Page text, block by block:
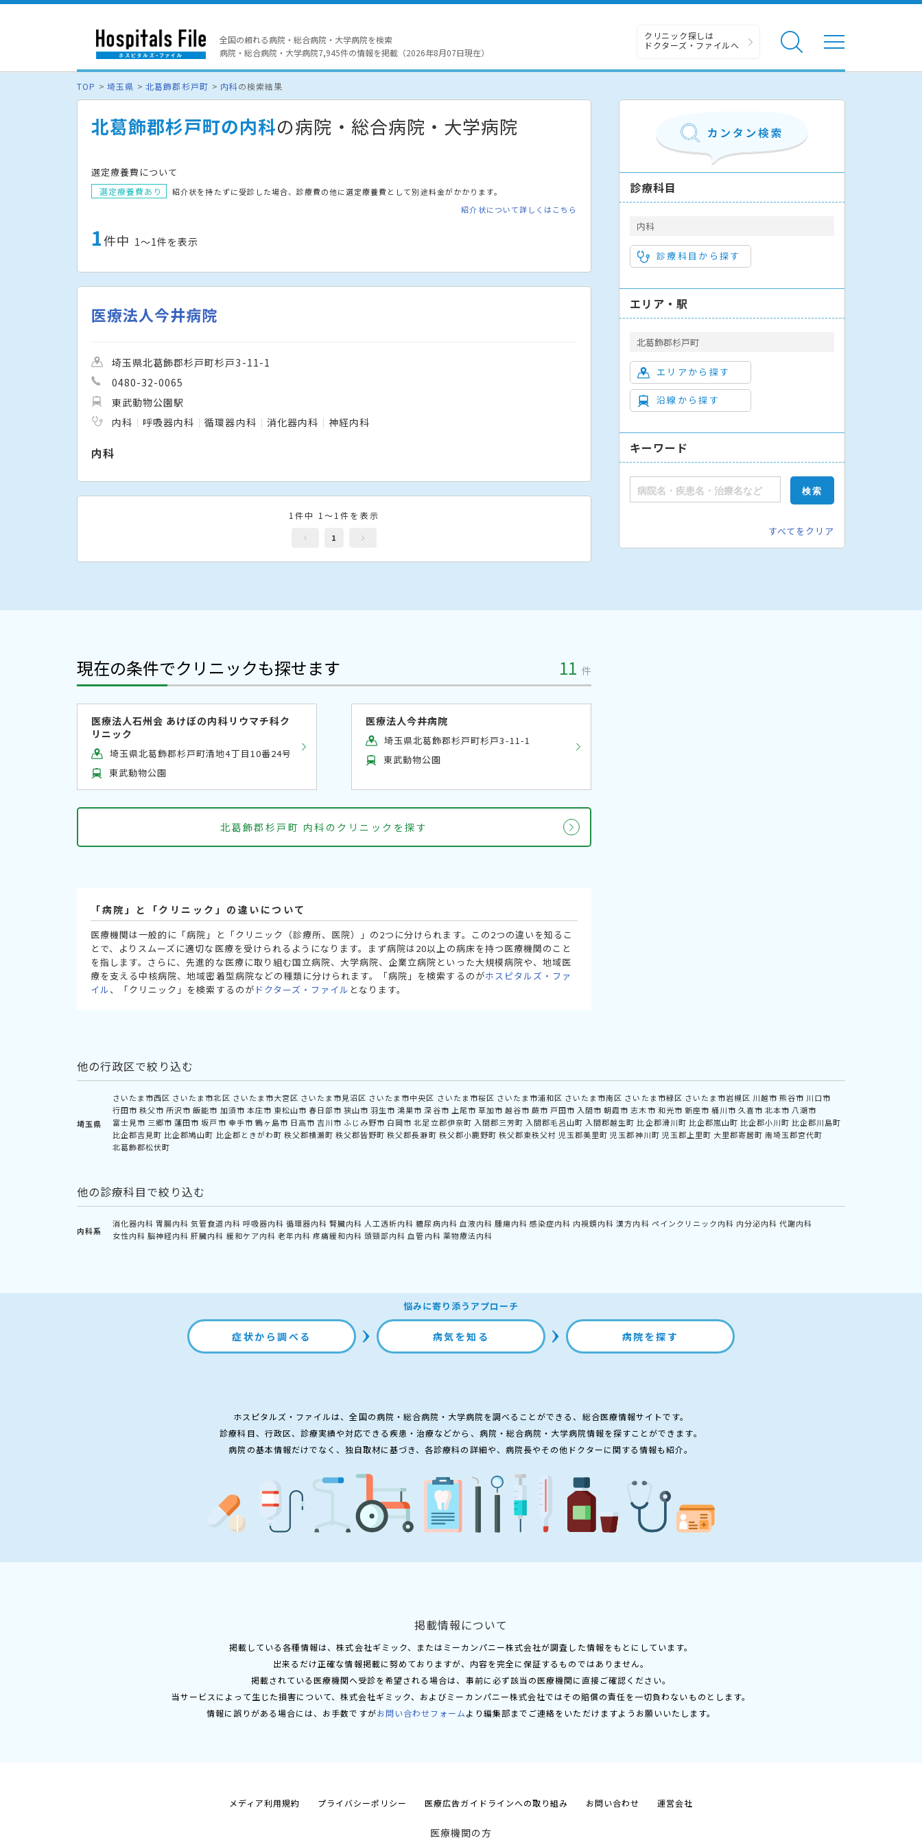
全国の頼れる病院・総合病院・大学病院を検索
病院・総合病院・大学病院7,945件の情報を掲載（2026年8月07日現在）
クリニック探しは
ドクターズ・ファイルへ
TOP 埼玉県 北葛飾郡杉戸町 内科の検索結果
北葛飾郡杉戸町の内科の病院・総合病院・大学病院
選定療養費について
選定療養費あり
紹介状を持たずに受診した場合、診療費の他に選定療養費として別途料金がかかります。
紹介状について詳しくはこちら
1件中 1〜1件を表示
医療法人今井病院
埼玉県北葛飾郡杉戸町杉戸3-11-1
0480-32-0065
東武動物公園駅
内科
呼吸器内科 循環器内科 消化器内科 神経内科
内科
1件中 1～1件を表示
1
診療科目
内科
診療科目から探す
エリア・駅
北葛飾郡杉戸町
エリアから探す
沿線から探す
キーワード
すべてをクリア
現在の条件でクリニックも探せます 11 件
医療法人石州会 あけぼの内科リウマチ科ク
リニック
埼玉県北葛飾郡杉戸町清地4丁目10番24号
東武動物公園
医療法人今井病院
埼玉県北葛飾郡杉戸町杉戸3-11-1
東武動物公園
北葛飾郡杉戸町 内科のクリニックを探す
「病院」と「クリニック」の違いについて
医療機関は一般的に「病院」と「クリニック（診療所、医院）」の2つに分けられます。この2つの違いを知るこ
とで、よりスムーズに適切な医療を受けられるようになります。まず病院は20以上の病床を持つ医療機関のこと
を指します。さらに、先進的な医療に取り組む国立病院、大学病院、企業立病院といった大規模病院や、地域医
療を支える中核病院、地域密着型病院などの種類に分けられます。「病院」を検索するのがホスピタルズ・ファ
イル、「クリニック」を検索するのが ドクターズ・ファイル となります。
他の行政区で絞り込む
埼玉県
さいたま市西区 さいたま市北区 さいたま市大宮区 さいたま市見沼区 さいたま市中央区 さいたま市桜区 さいたま市浦和区 さいたま市南区 さいたま市緑区 さいたま市岩槻区 川越市 熊谷市 川口市
行田市 秩父市 所沢市 飯能市 加須市 本庄市 東松山市 春日部市 狭山市 羽生市 鴻巣市 深谷市 上尾市 草加市 越谷市 蕨市 戸田市 入間市 朝霞市 志木市 和光市 新座市 桶川市 久喜市 北本市 八潮市
富士見市 三郷市 蓮田市 坂戸市 幸手市 鶴ヶ島市 日高市 吉川市 ふじみ野市 白岡市 北足立郡伊奈町 入間郡三芳町 入間郡毛呂山町 入間郡越生町 比企郡滑川町 比企郡嵐山町 比企郡小川町 比企郡川島町
比企郡吉見町 比企郡鳩山町 比企郡ときがわ町 秩父郡横瀬町 秩父郡皆野町 秩父郡長瀞町 秩父郡小鹿野町 秩父郡東秩父村 児玉郡美里町 児玉郡神川町 児玉郡上里町 大里郡寄居町 南埼玉郡宮代町
北葛飾郡松伏町
他の診療科目で絞り込む
内科系
消化器内科 胃腸内科 気管食道内科 呼吸器内科 循環器内科 腎臓内科 人工透析内科 糖尿病内科 血液内科 腫瘍内科 感染症内科 内視鏡内科 漢方内科 ペインクリニック内科 内分泌内科 代謝内科
女性内科 脳神経内科 肝臓内科 緩和ケア内科 老年内科 疼痛緩和内科 頭頸部内科 血管内科 薬物療法内科
悩みに寄り添うアプローチ
症状から調べる 病気を知る 病院を探す
ホスピタルズ・ファイルは、全国の病院・総合病院・大学病院を調べることができる、総合医療情報サイトです。
診療科目、行政区、診療実績や対応できる疾患・治療などから、病院・総合病院・大学病院情報を探すことができます。
病院の基本情報だけでなく、独自取材に基づき、各診療科の詳細や、病院長やその他ドクターに関する情報も紹介。
掲載情報について
掲載している各種情報は、株式会社ギミック、またはミーカンパニー株式会社が調査した情報をもとにしています。
出来るだけ正確な情報掲載に努めておりますが、内容を完全に保証するものではありません。
掲載されている医療機関へ受診を希望される場合は、事前に必ず該当の医療機関に直接ご確認ください。
当サービスによって生じた損害について、株式会社ギミック、およびミーカンパニー株式会社ではその賠償の責任を一切負わないものとします。
情報に誤りがある場合には、お手数ですがお問い合わせフォームより編集部までご連絡をいただけますようお願いいたします。
メディア利用規約 プライバシーポリシー 医療広告ガイドラインへの取り組み お問い合わせ 運営会社
医療機関の方